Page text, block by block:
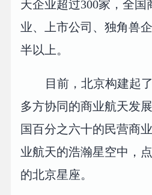
天企业超过300家，全国
业、上市公司、独角兽
半以上。
目前，北京构建起
多方协同的商业航天发
国百分之六十的民营商
业航天的浩瀚星空中，
的北京星座。